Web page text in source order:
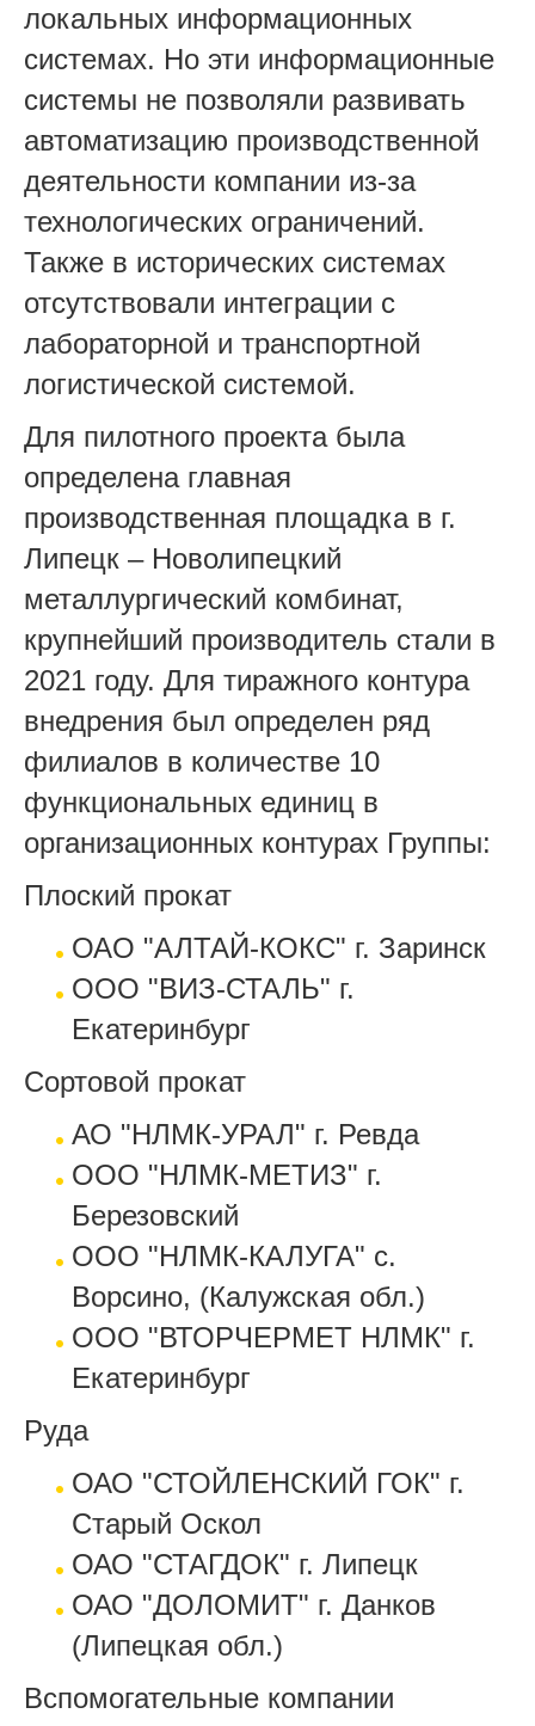
локальных информационных
системах. Но эти информационные
системы не позволяли развивать
автоматизацию производственной
деятельности компании из-за
технологических ограничений.
Также в исторических системах
отсутствовали интеграции с
лабораторной и транспортной
логистической системой.
Для пилотного проекта была
определена главная
производственная площадка в г.
Липецк – Новолипецкий
металлургический комбинат,
крупнейший производитель стали в
2021 году. Для тиражного контура
внедрения был определен ряд
филиалов в количестве 10
функциональных единиц в
организационных контурах Группы:
Плоский прокат
ОАO "АЛТАЙ-КОКС" г. Заринск
ООO "ВИЗ-СТАЛЬ" г.
Екатеринбург
Сортовой прокат
АО "НЛМК-УРАЛ" г. Ревда
ООO "НЛМК-МЕТИЗ" г.
Березовский
ООO "НЛМК-КАЛУГА" с.
Ворсино, (Калужская обл.)
ООО "ВТОРЧЕРМЕТ НЛМК" г.
Екатеринбург
Руда
ОАО "СТОЙЛЕНСКИЙ ГОК" г.
Старый Оскол
ОАО "СТАГДОК" г. Липецк
ОАО "ДОЛОМИТ" г. Данков
(Липецкая обл.)
Вспомогательные компании